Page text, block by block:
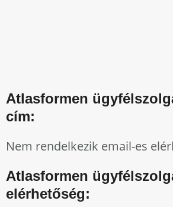
Atlasformen
cím:
Nem rendelkezik email-es
Atlasformen
elérhetőség: